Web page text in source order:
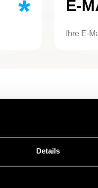
Details
* E-